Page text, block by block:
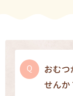
おむつ
せんか